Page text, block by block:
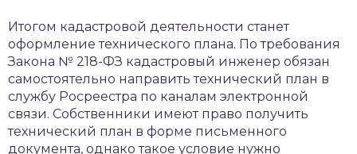
Итогом кадастровой деятельности станет
оформление технического плана. По требования
Закона № 218-ФЗ кадастровый инженер обязан
самостоятельно направить технический план в
службу Росреестра по каналам электронной
связи. Собственники имеют право получить
технический план в форме письменного
документа, однако такое условие нужно